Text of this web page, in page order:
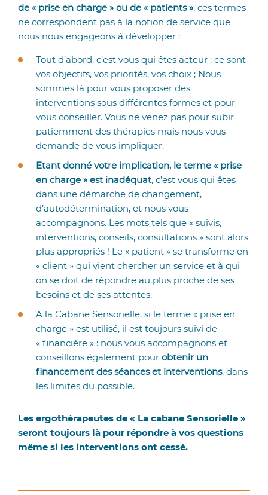
de « prise en charge » ou de « patients », ces termes
ne correspondent pas à la notion de service que
nous nous engageons à développer :
Tout d’abord, c’est vous qui êtes acteur : ce sont
vos objectifs, vos priorités, vos choix ; Nous
sommes là pour vous proposer des
interventions sous différentes formes et pour
vous conseiller. Vous ne venez pas pour subir
patiemment des thérapies mais nous vous
demande de vous impliquer.
Etant donné votre implication, le terme « prise
en charge » est inadéquat, c’est vous qui êtes
dans une démarche de changement,
d’autodétermination, et nous vous
accompagnons. Les mots tels que « suivis,
interventions, conseils, consultations » sont alors
plus appropriés ! Le « patient » se transforme en
« client » qui vient chercher un service et à qui
on se doit de répondre au plus proche de ses
besoins et de ses attentes.
A la Cabane Sensorielle, si le terme « prise en
charge » est utilisé, il est toujours suivi de
« financière » : nous vous accompagnons et
conseillons également pour obtenir un
financement des séances et interventions, dans
les limites du possible.
Les ergothérapeutes de « La cabane Sensorielle »
seront toujours là pour répondre à vos questions
même si les interventions ont cessé.